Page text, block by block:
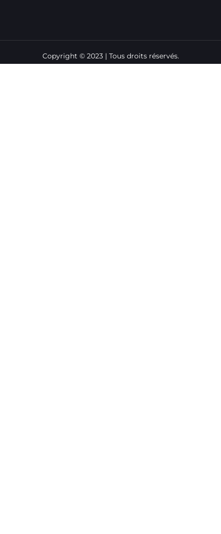
Copyright © 2023 | Tous droits réservés.